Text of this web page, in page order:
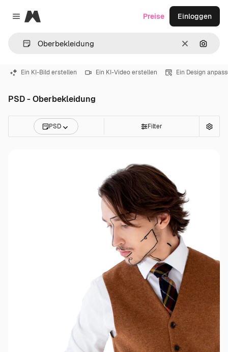
Close menu
Magnific
LöschenNach
Preise Einloggen
Ein KI-Bild erstellen Ein KI-Video erstellen Ein Design
PSD - Oberbekleidung
PSD Filter